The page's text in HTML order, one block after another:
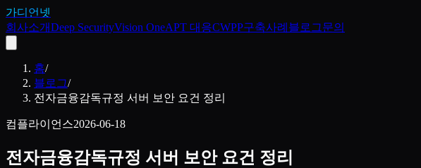
가디언넷
회사소개Deep SecurityVision OneAPT 대응CWPP구축사례 블로그문의
홈/
블로그/
전자금융감독규정 서버 보안 요건 정리
컴플라이언스2026-06-18
전자금융감독규정 서버 보안 요건 정리